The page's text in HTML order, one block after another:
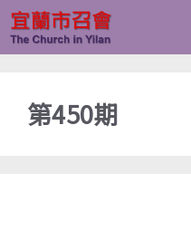
跳
至
第450期